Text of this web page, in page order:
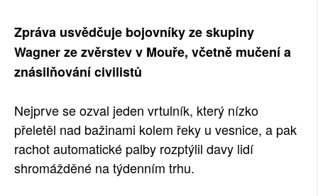
RUBRIKY
Zpráva usvědčuje bojovníky ze skupiny
Wagner ze zvěrstev v Mouře, včetně mučení a
znásilňování civilistů
Nejprve se ozval jeden vrtulník, který nízko
přeletěl nad bažinami kolem řeky u vesnice, a pak
rachot automatické palby rozptýlil davy lidí
shromážděné na týdenním trhu.